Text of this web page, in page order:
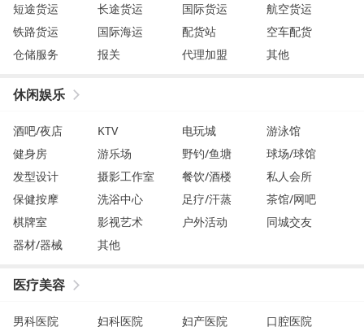
短途货运
长途货运 国际货运
航空货运
铁路货运
国际海运 配货站
空车配货
仓储服务
报关 代理加盟 其他
休闲娱乐
酒吧/夜店 KTV 电玩城
游泳馆
健身房
游乐场 野钓/鱼塘
球场/球馆
发型设计
摄影工作室 餐饮/酒楼
私人会所
保健按摩
洗浴中心 足疗/汗蒸
茶馆/网吧
棋牌室
影视艺术 户外活动
同城交友
器材/器械
其他
医疗美容
男科医院 妇科医院 妇产医院
口腔医院